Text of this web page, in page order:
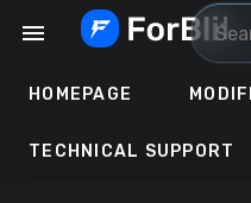
menu
HOMEPAGE
TECHNICAL SUPPORT